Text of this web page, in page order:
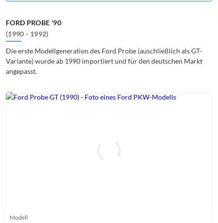
FORD PROBE '90
(1990 - 1992)
Die erste Modellgeneration des Ford Probe (auschließlich als GT-
Variante) wurde ab 1990 importiert und für den deutschen Markt
angepasst.
Modell